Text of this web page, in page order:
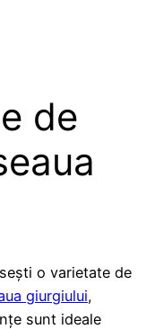
de
o varietate de
giurgiului,
sunt ideale